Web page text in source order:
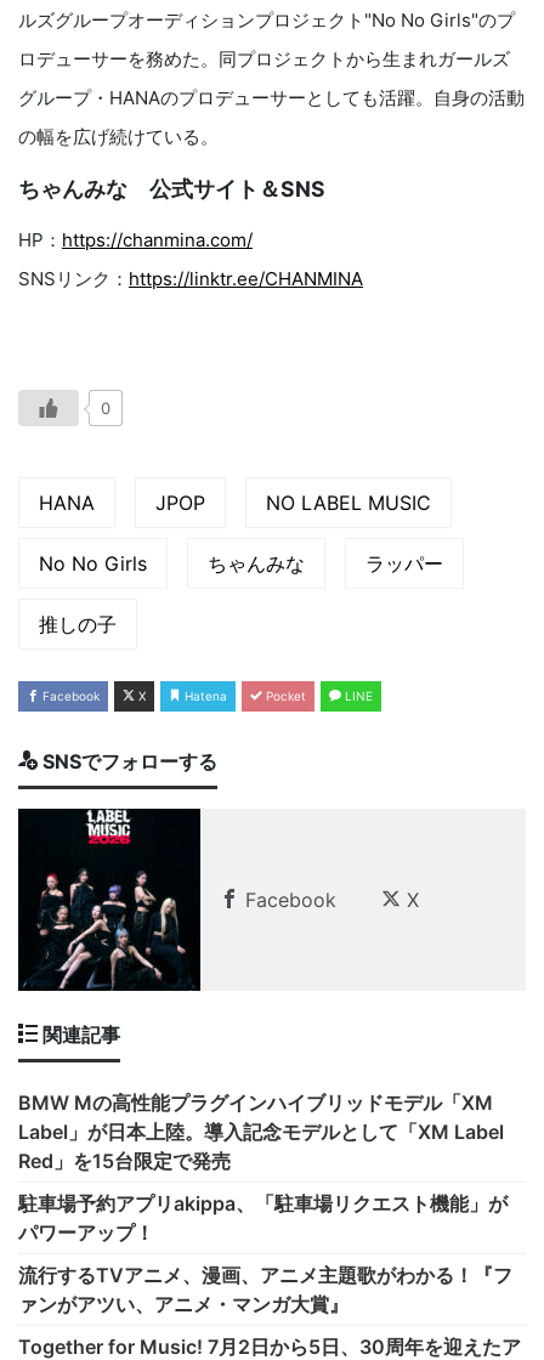
ルズグループオーディションプロジェクト"No No Girls"のプ
ロデューサーを務めた。同プロジェクトから生まれガールズ
グループ・HANAのプロデューサーとしても活躍。自身の活動
の幅を広げ続けている。
ちゃんみな 公式サイト＆SNS
HP： https://chanmina.com/
SNSリンク： https://linktr.ee/CHANMINA
0
HANA JPOP NO LABEL MUSIC
No No Girls ちゃんみな ラッパー
推しの子
Facebook X Hatena Pocket LINE
SNSでフォローする
Facebook X
関連記事
BMW Mの高性能プラグインハイブリッドモデル「XM
Label」が日本上陸。導入記念モデルとして「XM Label
Red」を15台限定で発売
駐車場予約アプリakippa、「駐車場リクエスト機能」が
パワーアップ！
流行するTVアニメ、漫画、アニメ主題歌がわかる！『フ
ァンがアツい、アニメ・マンガ大賞』
Together for Music! 7月2日から5日、30周年を迎えたア